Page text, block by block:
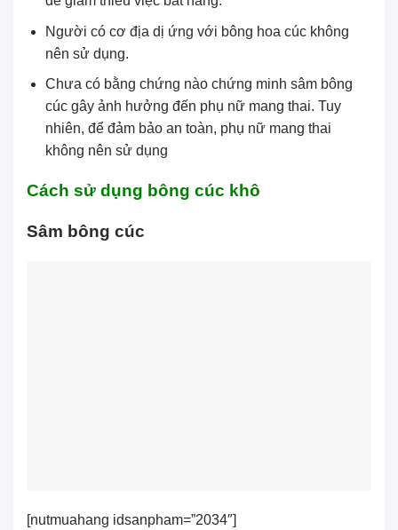
Người có cơ địa dị ứng với bông hoa cúc không
nên sử dụng.
Chưa có bằng chứng nào chứng minh sâm bông
cúc gây ảnh hưởng đến phụ nữ mang thai. Tuy
nhiên, để đảm bảo an toàn, phụ nữ mang thai
không nên sử dụng
Cách sử dụng bông cúc khô
Sâm bông cúc
[nutmuahang idsanpham=”2034″]